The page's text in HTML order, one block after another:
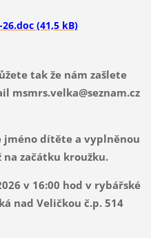
(41,5 kB)
tak že nám zašlete
msmrs.velka@seznam.cz
jméno dítěte a vyplněnou
začátku kroužku.
v 16:00 hod v rybářské
nad Veličkou č.p. 514